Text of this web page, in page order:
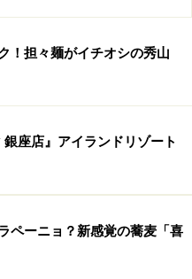
神田3-8-17 渡辺ビル 1階
、金・土・
、日曜・翌日が平日の祝
新の内容をご確認くださ
！担々麺がイチオシの秀山
銀座店』アイランドリゾート
ペーニョ？新感覚の蕎麦「喜